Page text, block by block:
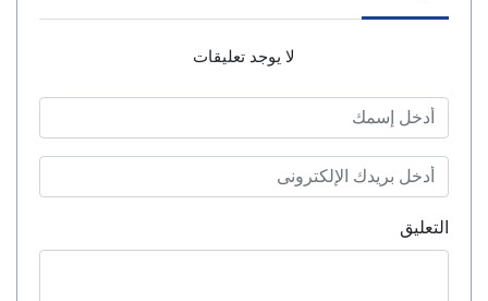
لا يوجد تعليقات
التعليق